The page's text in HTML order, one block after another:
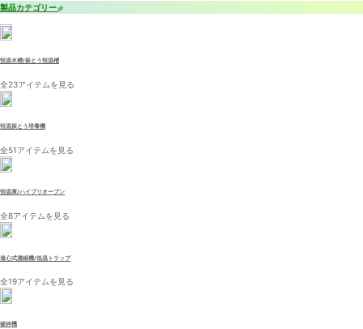
製品カテゴリー
恒温水槽/振とう恒温槽
全23アイテムを見る
恒温振とう培養機
全51アイテムを見る
恒温庫/ハイブリオーブン
全8アイテムを見る
遠心式濃縮機/低温トラップ
全19アイテムを見る
破砕機